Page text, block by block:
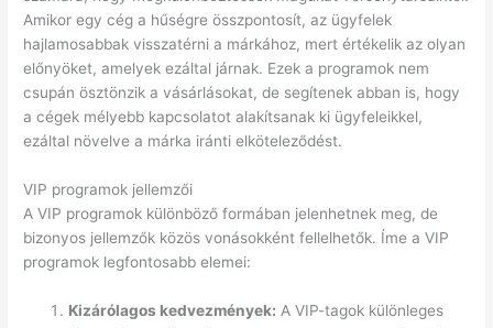
Amikor egy cég a hűségre összpontosít, az ügyfelek
hajlamosabbak visszatérni a márkához, mert értékelik az olyan
előnyöket, amelyek ezáltal járnak. Ezek a programok nem
csupán ösztönzik a vásárlásokat, de segítenek abban is, hogy
a cégek mélyebb kapcsolatot alakítsanak ki ügyfeleikkel,
ezáltal növelve a márka iránti elköteleződést.
VIP programok jellemzői
A VIP programok különböző formában jelenhetnek meg, de
bizonyos jellemzők közös vonásokként fellelhetők. Íme a VIP
programok legfontosabb elemei:
Kizárólagos kedvezmények: A VIP-tagok különleges